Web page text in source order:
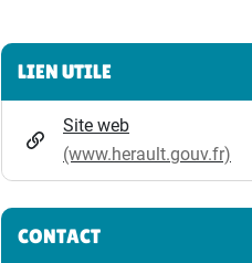
Informations
LIEN UTILE
Site web
(www.herault.gouv.fr)
CONTACT